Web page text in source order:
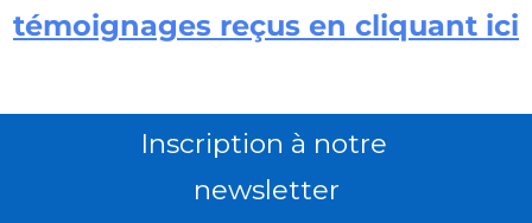
témoignages reçus en cliquant ici
Inscription à notre
newsletter